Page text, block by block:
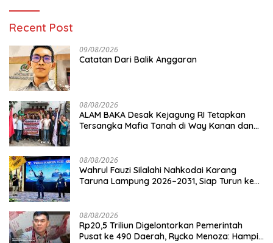
Recent Post
09/08/2026
Catatan Dari Balik Anggaran
08/08/2026
ALAM BAKA Desak Kejagung RI Tetapkan
Tersangka Mafia Tanah di Way Kanan dan
08/08/2026
Wahrul Fauzi Silalahi Nahkodai Karang
Taruna Lampung 2026–2031, Siap Turun ke
08/08/2026
Rp20,5 Triliun Digelontorkan Pemerintah
Pusat ke 490 Daerah, Rycko Menoza: Hampir